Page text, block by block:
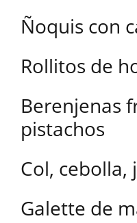
Ñoquis con
Rollitos de
Berenjenas
pistachos
Col, cebolla,
Galette de